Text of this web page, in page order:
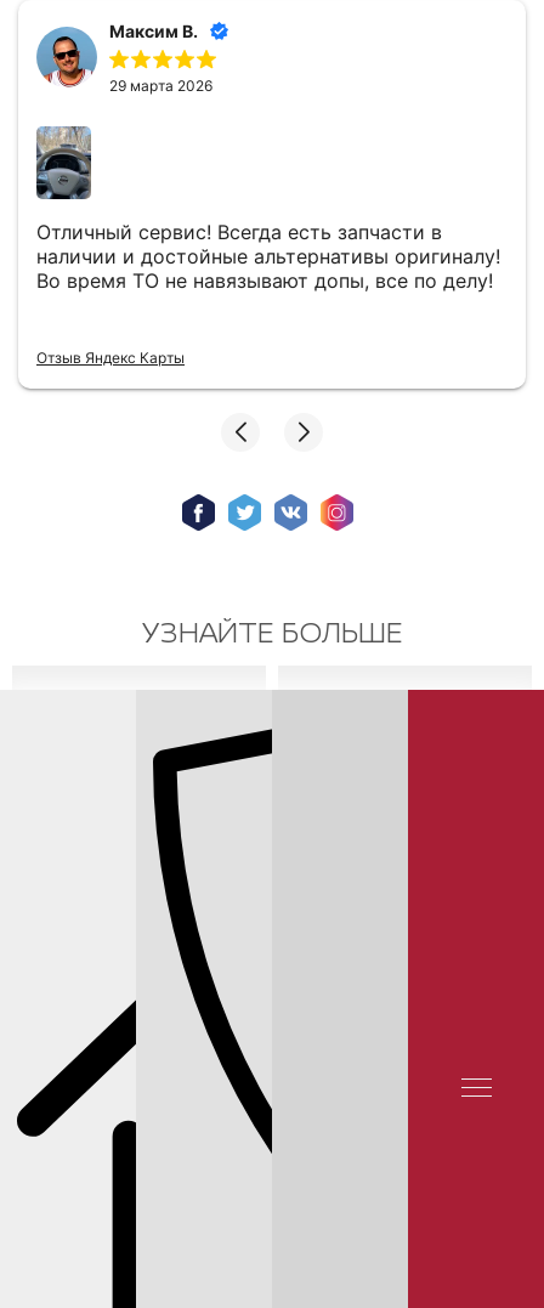
Максим В.
29 марта 2026
Отличный сервис! Всегда есть запчасти в
наличии и достойные альтернативы оригиналу!
Во время ТО не навязывают допы, все по делу!
Отзыв Яндекс Карты
УЗНАЙТЕ БОЛЬШЕ
КОРПОРАТИВНЫМ
ОТЗЫВЫ КЛИЕНТОВ